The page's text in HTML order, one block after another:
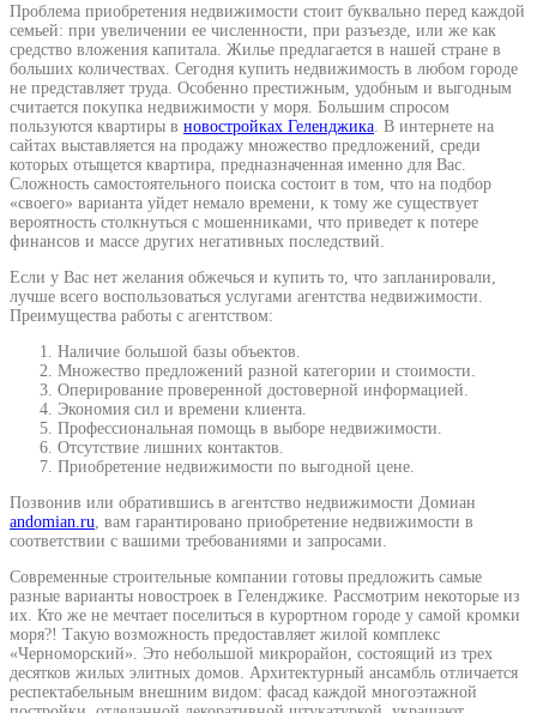
Проблема приобретения недвижимости стоит буквально перед каждой
семьей: при увеличении ее численности, при разъезде, или же как
средство вложения капитала. Жилье предлагается в нашей стране в
больших количествах. Сегодня купить недвижимость в любом городе
не представляет труда. Особенно престижным, удобным и выгодным
считается покупка недвижимости у моря. Большим спросом
пользуются квартиры в новостройках Геленджика . В интернете на
сайтах выставляется на продажу множество предложений, среди
которых отыщется квартира, предназначенная именно для Вас.
Сложность самостоятельного поиска состоит в том, что на подбор
«своего» варианта уйдет немало времени, к тому же существует
вероятность столкнуться с мошенниками, что приведет к потере
финансов и массе других негативных последствий.
Если у Вас нет желания обжечься и купить то, что запланировали,
лучше всего воспользоваться услугами агентства недвижимости.
Преимущества работы с агентством:
Наличие большой базы объектов.
Множество предложений разной категории и стоимости.
Оперирование проверенной достоверной информацией.
Экономия сил и времени клиента.
Профессиональная помощь в выборе недвижимости.
Отсутствие лишних контактов.
Приобретение недвижимости по выгодной цене.
Позвонив или обратившись в агентство недвижимости Домиан
andomian.ru , вам гарантировано приобретение недвижимости в
соответствии с вашими требованиями и запросами.
Современные строительные компании готовы предложить самые
разные варианты новостроек в Геленджике. Рассмотрим некоторые из
их. Кто же не мечтает поселиться в курортном городе у самой кромки
моря?! Такую возможность предоставляет жилой комплекс
«Черноморский». Это небольшой микрорайон, состоящий из трех
десятков жилых элитных домов. Архитектурный ансамбль отличается
респектабельным внешним видом: фасад каждой многоэтажной